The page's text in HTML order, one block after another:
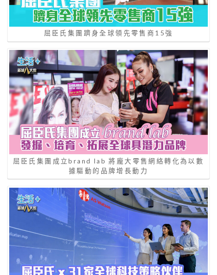
屈臣氏集團躋身全球領先零售商15強
屈臣氏集團成立brand lab 將龐大零售網絡轉化為以數
據驅動的品牌增長動力